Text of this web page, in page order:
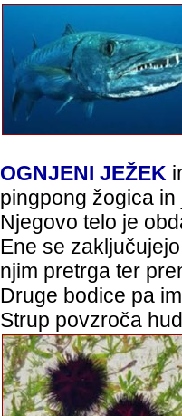
OGNJENI JEŽEK
pingpong žogica
Njegovo telo je
Ene se
njim pretrga ter
Druge bodice pa
Strup povzroča